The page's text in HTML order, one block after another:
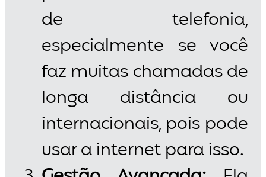
de telefonia,
especialmente se você
faz muitas chamadas de
longa distância ou
internacionais, pois pode
usar a internet para isso.